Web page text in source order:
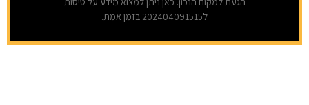
ל202404091515 בזמן אמת.